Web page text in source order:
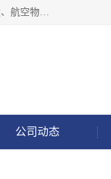
徐州福宝来物流有限公司专业从事机场航空货运、机场快递,航空快递、航空货运、宠物托运、航空加急件、航空快运、航空物流、航空托运、空运当日达等业务。
公司动态